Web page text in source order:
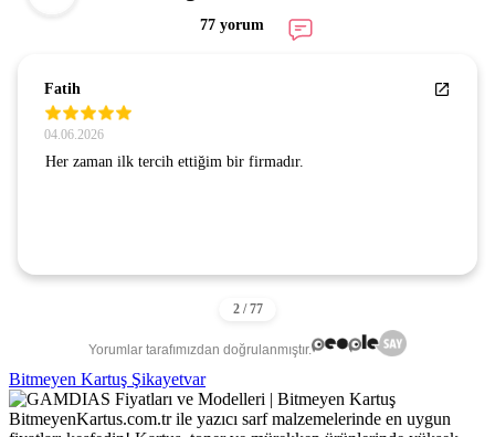
77 yorum
Fatih
04.06.2026
Her zaman ilk tercih ettiğim bir firmadır.
Yorumlar tarafımızdan doğrulanmıştır.
Bitmeyen Kartuş Şikayetvar
BitmeyenKartus.com.tr ile yazıcı sarf malzemelerinde en uygun